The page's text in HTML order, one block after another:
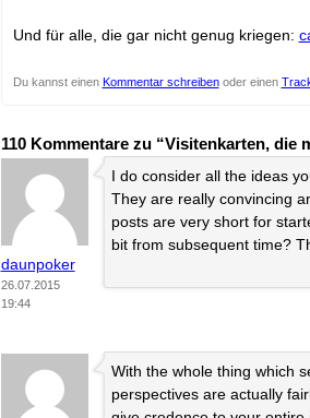
Und für alle, die gar nicht genug kriegen:
Du kannst einen Kommentar schreibenoder einen
110 Kommentare zu “Visitenkarten, die
daunpoker
26.07.2015
19:44
I do consider all the ideas
They are really convincing
posts are very short for
bit from subsequent time?
With the whole thing which
perspectives are actually